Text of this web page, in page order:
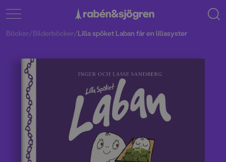
Böcker/Bilderböcker/Lilla spöket Laban får en lillasyster